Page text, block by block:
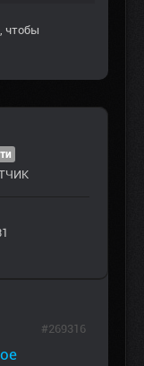
, чтобы
#269316